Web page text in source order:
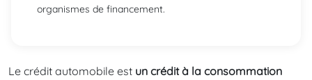
organismes de financement.
Le crédit automobile est un crédit à la consommation